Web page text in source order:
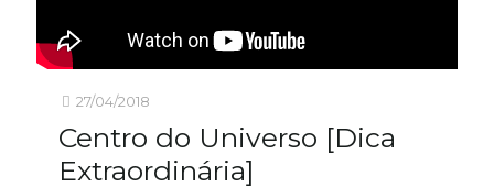
27/04/2018
Centro do Universo [Dica
Extraordinária]